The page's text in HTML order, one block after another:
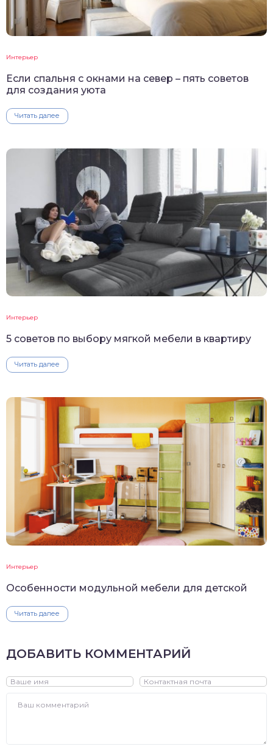
Интерьер
Если спальня с окнами на север – пять советов
для создания уюта
Читать далее
Интерьер
5 советов по выбору мягкой мебели в квартиру
Читать далее
Интерьер
Особенности модульной мебели для детской
Читать далее
ДОБАВИТЬ КОММЕНТАРИЙ